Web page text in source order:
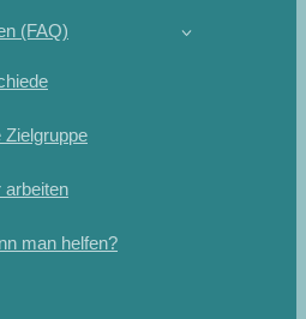
(FAQ)
Zielgruppe
arbeiten
man helfen?